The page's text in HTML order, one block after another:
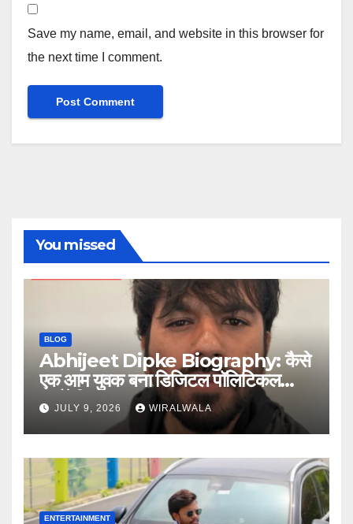
Save my name, email, and website in this browser for
the next time I comment.
You missed
BLOG
Abhijeet Dipke Biography: कैसे
एक आम युवक बना डिजिटल पॉलिटिकल
स्ट्रैटेजिस्ट
JULY 9, 2026 WIRALWALA
ENTERTAINMENT